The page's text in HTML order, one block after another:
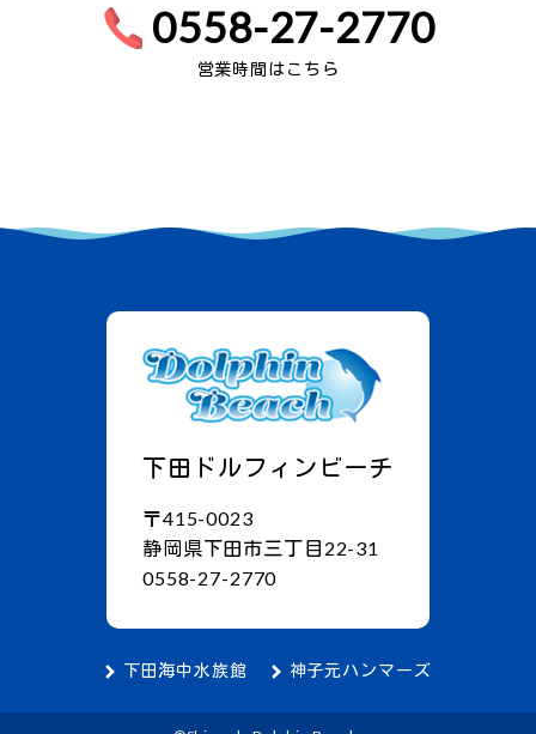
0558-27-2770
営業時間はこちら
下田ドルフィンビーチ
〒415-0023
静岡県下田市三丁目22-31
0558-27-2770
下田海中水族館 神子元ハンマーズ